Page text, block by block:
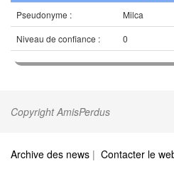
Pseudonyme :
Milca
Niveau de confiance :
0
Copyright AmisPerdus
Archive des news | Contacter le